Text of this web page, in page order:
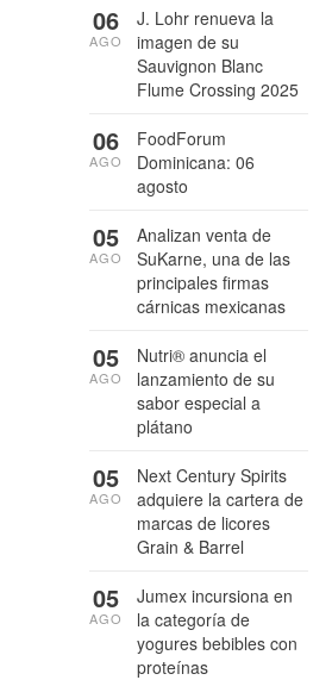
J. Lohr renueva la
imagen de su
Sauvignon Blanc
Flume Crossing 2025
06
AGO
FoodForum
Dominicana: 06
agosto
06
AGO
Analizan venta de
SuKarne, una de las
principales firmas
cárnicas mexicanas
05
AGO
Nutri® anuncia el
lanzamiento de su
sabor especial a
plátano
05
AGO
Next Century Spirits
adquiere la cartera de
marcas de licores
Grain & Barrel
05
AGO
Jumex incursiona en
la categoría de
yogures bebibles con
proteínas
05
AGO